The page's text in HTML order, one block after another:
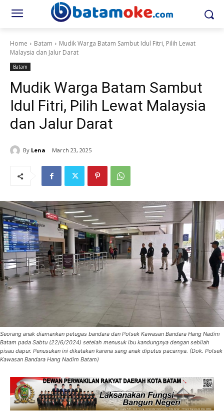
Home Batam
Mudik Warga Batam Sambut Idul Fitri, Pilih Lewat
Malaysia dan Jalur Darat
Batam
Mudik Warga Batam Sambut
Idul Fitri, Pilih Lewat Malaysia
dan Jalur Darat
By Lena March 23, 2025
Seorang anak diamankan petugas bandara dan Polsek Kawasan Bandara Hang Nadim
Batam pada Sabtu (22/6/2024) setelah menusuk ibu kandungnya dengan sebilah
pisau dapur. Penusukan ini dikatakan karena sang anak diputus pacarnya. (Dok. Polsek
Kawasan Bandara Hang Nadim Batam)